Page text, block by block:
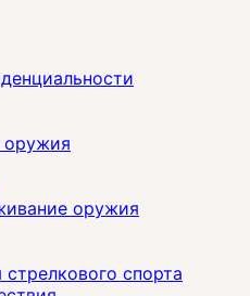
оружия
оружия
спорта